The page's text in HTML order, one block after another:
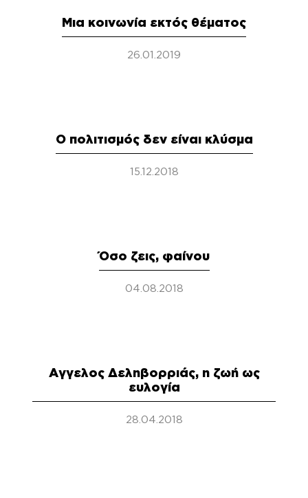
Μια κοινωνία εκτός θέματος
26.01.2019
Ο πολιτισμός δεν είναι κλύσμα
15.12.2018
Όσο ζεις, φαίνου
04.08.2018
Αγγελος Δεληβορριάς, η ζωή ως
ευλογία
28.04.2018